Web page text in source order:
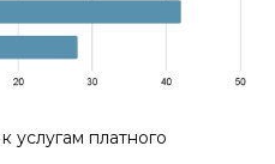
услугам платного